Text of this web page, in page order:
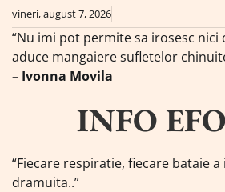
Skip
content
vineri, august 7, 2026
“Nu imi pot permite sa irosesc nici
aduce mangaiere sufletelor
– Ivonna Movila
INFO
“Fiecare respiratie, fiecare bataie
dramuita..”